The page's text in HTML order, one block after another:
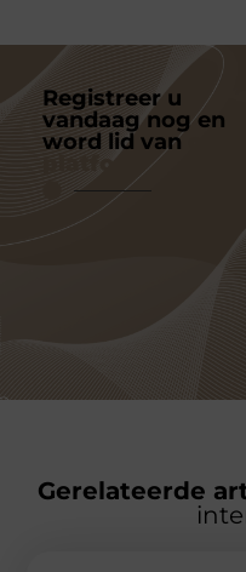
Registreer u
vandaag nog en
word lid van
platform
Gerelateerde